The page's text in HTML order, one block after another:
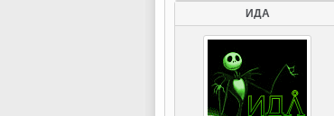
ИДА